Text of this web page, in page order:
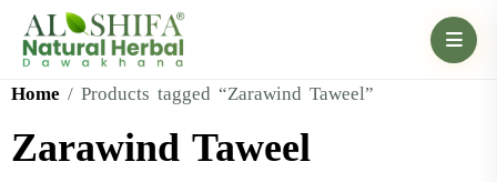
Home / Products tagged “Zarawind Taweel”
Zarawind Taweel